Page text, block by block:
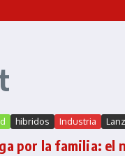
hibridos Industria
por la familia: el